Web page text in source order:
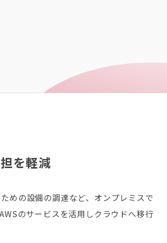
を軽減
めの設備の調達など、オンプレミスで
のサービスを活用しクラウドへ移行